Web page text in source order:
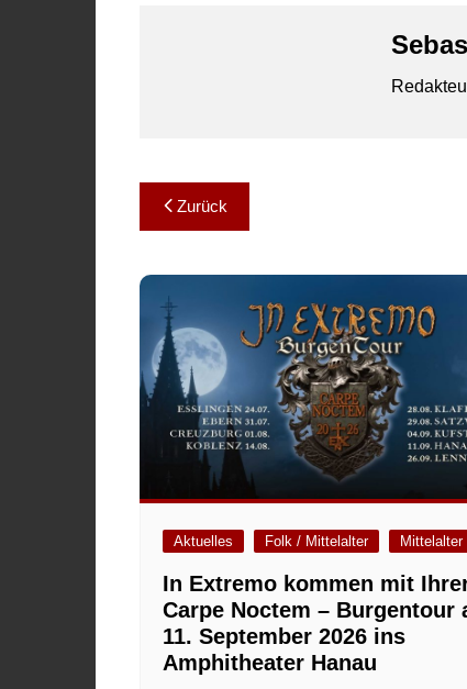
Beitragsnavigation
Zurück
Aktuelles Folk / Mittelalter Mittelalter
In Extremo kommen mit
Carpe Noctem – Burgentour
11. September 2026 ins
Amphitheater Hanau